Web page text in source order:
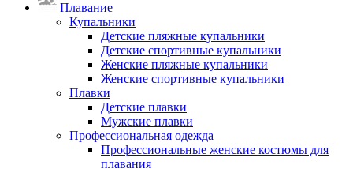
Плавание
Купальники
Детские пляжные купальники
Детские спортивные купальники
Женские пляжные купальники
Женские спортивные купальники
Плавки
Детские плавки
Мужские плавки
Профессиональная одежда
Профессиональные женские костюмы для
плавания